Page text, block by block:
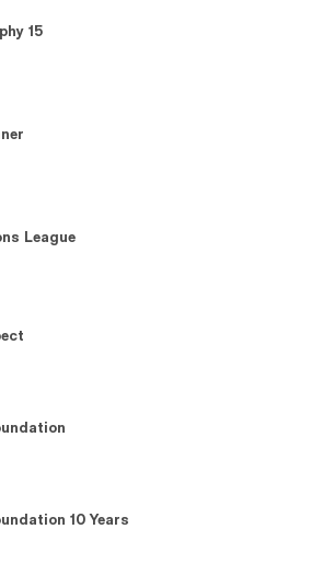
15
League
10 Years